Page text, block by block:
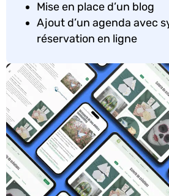
Mise en place d’un blog
Ajout d’un agenda avec
réservation en ligne